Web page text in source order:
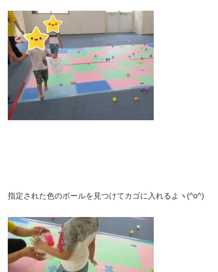
指定された色のボールを見つけてカゴに入れるよヽ(^o^)